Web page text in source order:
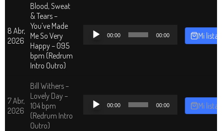
8 Abr,
2026
Blood, Sweat
& Tears –
You’ve Made
Me So Very
Happy – 095
bpm (Redrum
Intro Outro)
Reproductor
00:00 00:00 Mi lista
7 Abr,
2026
Bill Withers –
Lovely Day –
104 bpm
(Redrum Intro
Outro)
Reproductor
00:00 00:00 Mi lista